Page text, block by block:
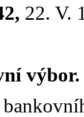
22. V.
výbor.